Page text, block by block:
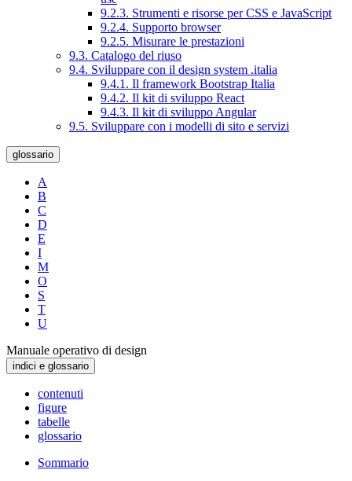
9.2.3. Strumenti e risorse per CSS e JavaScript
9.2.4. Supporto browser
9.2.5. Misurare le prestazioni
9.3. Catalogo del riuso
9.4. Sviluppare con il design system .italia
9.4.1. Il framework Bootstrap Italia
9.4.2. Il kit di sviluppo React
9.4.3. Il kit di sviluppo Angular
9.5. Sviluppare con i modelli di sito e servizi
glossario
A
B
C
D
E
I
M
O
S
T
U
Manuale operativo di design
indici e glossario
contenuti
figure
tabelle
glossario
Sommario